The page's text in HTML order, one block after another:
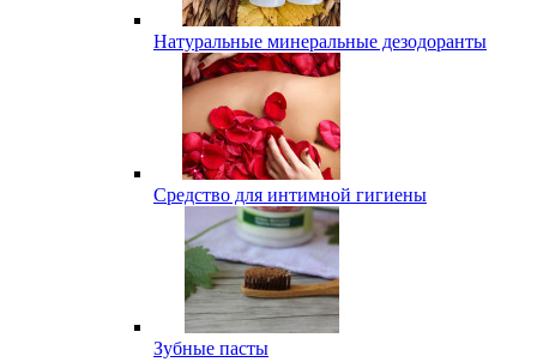
Натуральные минеральные дезодоранты
Средство для интимной гигиены
Зубные пасты